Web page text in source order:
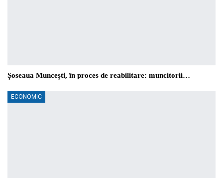
Șoseaua Muncești, în proces de reabilitare: muncitorii…
ECONOMIC